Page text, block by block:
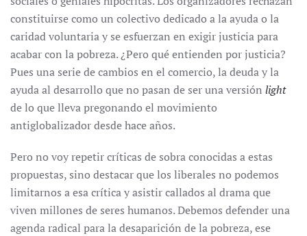
constituirse como un colectivo dedicado a la ayuda o la
caridad voluntaria y se esfuerzan en exigir justicia para
acabar con la pobreza. ¿Pero qué entienden por justicia?
Pues una serie de cambios en el comercio, la deuda y la
ayuda al desarrollo que no pasan de ser una versión light
de lo que lleva pregonando el movimiento
antiglobalizador desde hace años.
Pero no voy repetir críticas de sobra conocidas a estas
propuestas, sino destacar que los liberales no podemos
limitarnos a esa crítica y asistir callados al drama que
viven millones de seres humanos. Debemos defender una
agenda radical para la desaparición de la pobreza, ese